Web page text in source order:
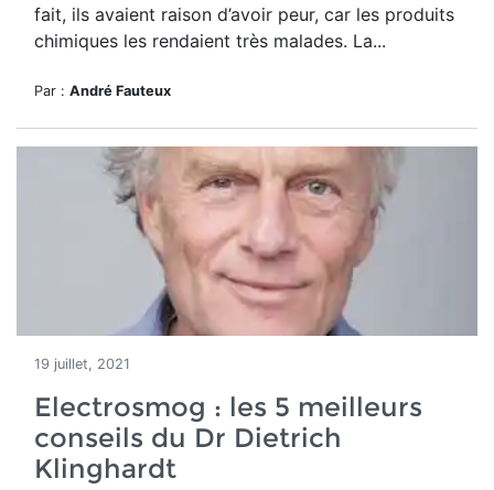
fait, ils avaient raison d’avoir peur, car les produits
chimiques les rendaient très malades. La...
Par : André Fauteux
19 juillet, 2021
Electrosmog : les 5 meilleurs
conseils du Dr Dietrich
Klinghardt